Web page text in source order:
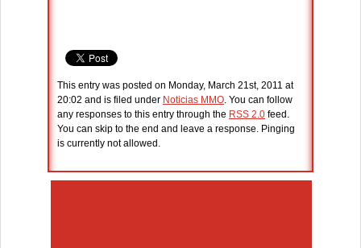
This entry was posted on Monday, March 21st, 2011 at
20:02 and is filed under Noticias MMO. You can follow
any responses to this entry through the RSS 2.0 feed.
You can skip to the end and leave a response. Pinging
is currently not allowed.